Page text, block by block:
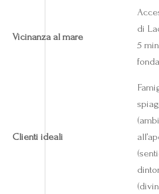
Vicinanza al mare
di
5
Clienti ideali